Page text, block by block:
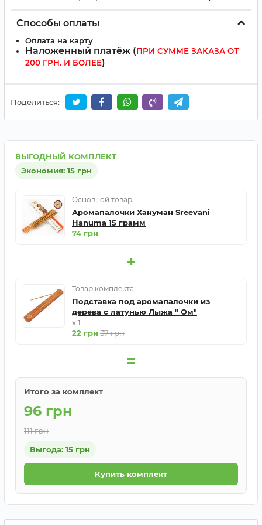
Способы оплаты
Оплата на карту
Наложенный платёж (ПРИ СУММЕ ЗАКАЗА ОТ
200 ГРН. И БОЛЕЕ)
Поделиться:
ВЫГОДНЫЙ КОМПЛЕКТ
Экономия: 15 грн
Основной товар
Аромапалочки Хануман Sreevani
Hanuma 15 грамм
74 грн
+
Товар комплекта
Подставка под аромапалочки из
дерева с латунью Лыжа " Ом"
x 1
22 грн 37 грн
=
Итого за комплект
96 грн
111 грн
Выгода: 15 грн
Купить комплект